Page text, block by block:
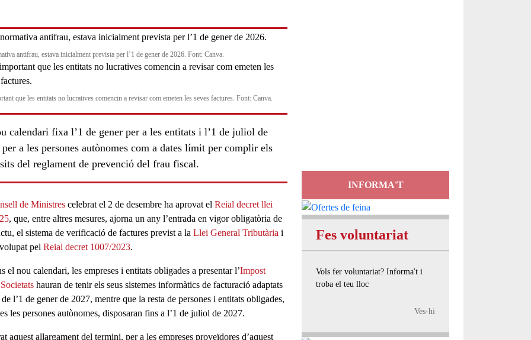
antifrau, estava inicialment prevista per l’1 de gener de 2026. Font: Canva.
que les entitats no lucratives comencin a revisar com emeten les seves factures. Font: Canva.
calendari fixa l’1 de gener per a les entitats i l’1 de juliol de
per a les persones autònomes com a dates límit per complir els
del reglament de prevenció del frau fiscal.
de Ministrescelebrat el 2 de desembre ha aprovat el Reial decret llei
, que, entre altres mesures, ajorna un any l’entrada en vigorobligatòria de
el sistema de verificació de facturesprevist a la Llei General Tributària i
pel Reial decret 1007/2023.
el nou calendari, les empreses i entitats obligades a presentar l’Impost
hauran de tenir els seus sistemes informàtics de facturació adaptats
de l’1 de gener de 2027, mentre que la resta de persones i entitats obligades,
les persones autònomes, disposaran fins a l’1 de juliol de 2027.
aquest allargament del termini, per a les empreses proveïdoresd’aquest
INFORMA'T
Fes voluntariat
Vols fer voluntariat? Informa't i
troba el teu lloc
Ves-hi